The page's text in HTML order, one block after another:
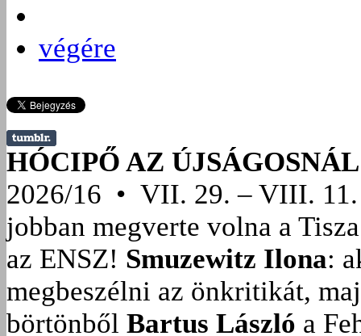
végére
HÓCIPŐ AZ ÚJSÁGOSNÁL
2026/16 • VII. 29. – VIII. 11.
jobban megverte volna a
az ENSZ! Smuzewitz Ilona:
megbeszélni az önkritikát,
börtönből Bartus László a